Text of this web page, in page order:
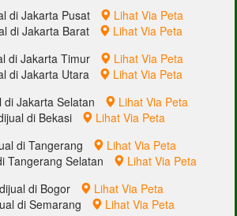
di Jakarta Pusat
Lihat Via Peta
di Jakarta Barat
Lihat Via Peta
di Jakarta Timur
Lihat Via Peta
di Jakarta Utara
Lihat Via Peta
di Jakarta Selatan
Lihat Via Peta
di Bekasi
Lihat Via Peta
di Tangerang
Lihat Via Peta
Tangerang Selatan
Lihat Via Peta
di Bogor
Lihat Via Peta
di Semarang
Lihat Via Peta